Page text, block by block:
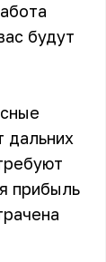
будут
дальних
прибыль